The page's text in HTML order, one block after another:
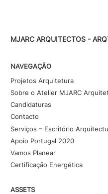
MJARC ARQUITECTOS -
NAVEGAÇÃO
Projetos Arquitetura
Sobre o Atelier MJARC
Candidaturas
Contacto
Serviços – Escritório
Apoio Portugal 2020
Vamos Planear
Certificação Energética
ASSETS